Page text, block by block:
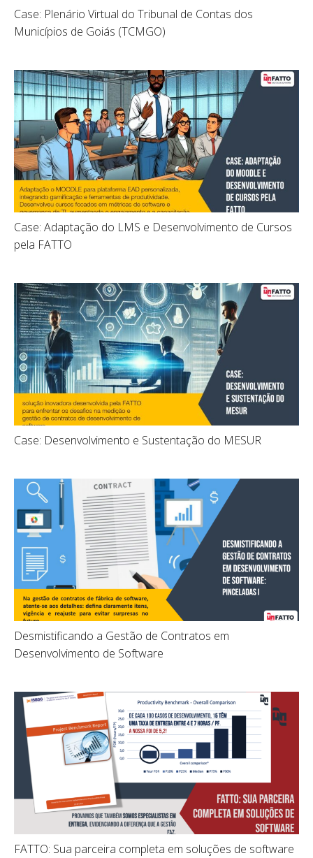
Case: Plenário Virtual do Tribunal de Contas dos
Municípios de Goiás (TCMGO)
Case: Adaptação do LMS e Desenvolvimento de Cursos
pela FATTO
Case: Desenvolvimento e Sustentação do MESUR
Desmistificando a Gestão de Contratos em
Desenvolvimento de Software
FATTO: Sua parceira completa em soluções de software